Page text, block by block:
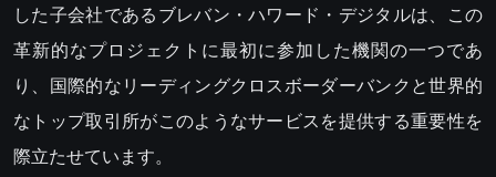
した子会社であるブレバン・ハワード・デジタルは、この
革新的なプロジェクトに最初に参加した機関の一つであ
り、国際的なリーディングクロスボーダーバンクと世界的
なトップ取引所がこのようなサービスを提供する重要性を
際立たせています。